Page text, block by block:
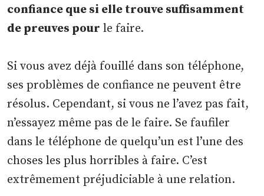
confiance que si elle trouve suffisamment
de preuves pour le faire.
Si vous avez déjà fouillé dans son téléphone,
ses problèmes de confiance ne peuvent être
résolus. Cependant, si vous ne l’avez pas fait,
n’essayez même pas de le faire. Se faufiler
dans le téléphone de quelqu’un est l’une des
choses les plus horribles à faire. C’est
extrêmement préjudiciable à une relation.